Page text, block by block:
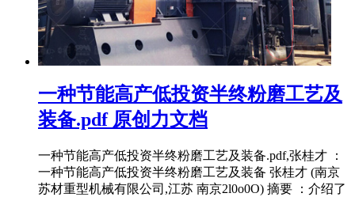
一种节能高产低投资半终粉磨工艺及
装备.pdf 原创力文档
一种节能高产低投资半终粉磨工艺及装备.pdf,张桂才 ：
一种节能高产低投资半终粉磨工艺及装备 张桂才 (南京
苏材重型机械有限公司,江苏 南京2l0o0O) 摘要 ：介绍了